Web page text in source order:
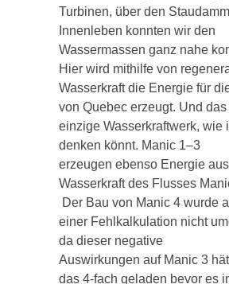
Turbinen, über den
Innenleben konnten wir den
Wassermassen ganz nahe
Hier wird mithilfe von
Wasserkraft die Energie für
von Quebec erzeugt. Und
einzige Wasserkraftwerk, wie
denken könnt. Manic 1–3
erzeugen ebenso Energie
Wasserkraft des Flusses
Der Bau von Manic 4 wurde
einer Fehlkalkulation nicht
da dieser negative
Auswirkungen auf Manic 3
das 4-fach geladen bevor es